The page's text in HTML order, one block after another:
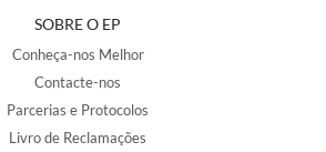
SOBRE O EP
Conheça-nos Melhor
Contacte-nos
Parcerias e Protocolos
Livro de Reclamações